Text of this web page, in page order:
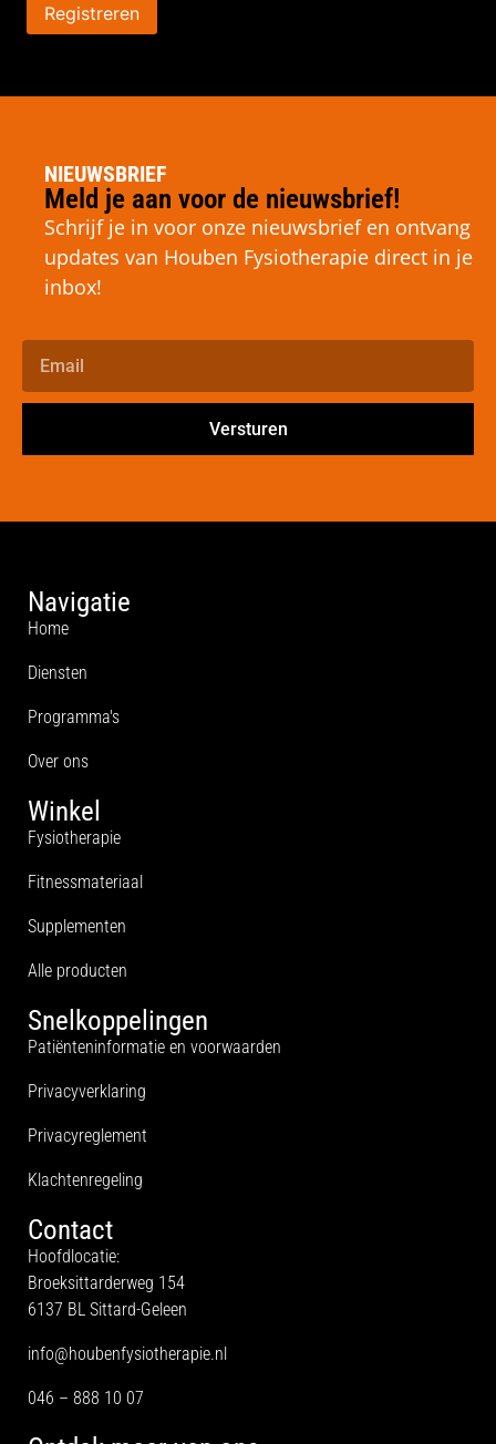
Registreren
NIEUWSBRIEF
Meld je aan voor de nieuwsbrief!
Schrijf je in voor onze nieuwsbrief en ontvang
updates van Houben Fysiotherapie direct in je
inbox!
Versturen
Navigatie
Home
Diensten
Programma's
Over ons
Winkel
Fysiotherapie
Fitnessmateriaal
Supplementen
Alle producten
Snelkoppelingen
Patiënteninformatie en voorwaarden
Privacyverklaring
Privacyreglement
Klachtenregeling
Contact
Hoofdlocatie:
Broeksittarderweg 154
6137 BL Sittard-Geleen
info@houbenfysiotherapie.nl
046 – 888 10 07